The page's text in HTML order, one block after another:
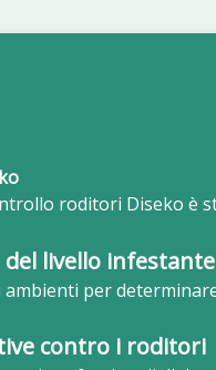
roditori Diseko è
livello infestante
ambienti per
contro i roditori